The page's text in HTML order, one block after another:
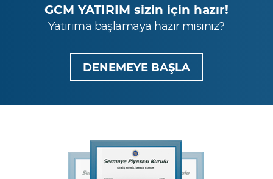
GCM YATIRIM sizin için hazır!
Yatırıma başlamaya hazır mısınız?
DENEMEYE BAŞLA